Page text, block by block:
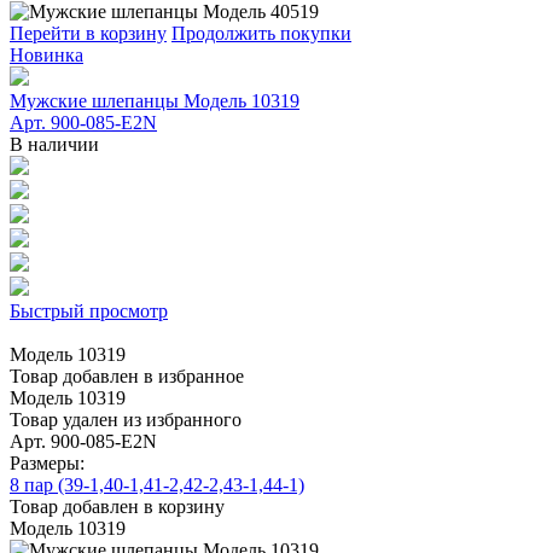
Перейти в корзину Продолжить покупки
Новинка
Мужские шлепанцы Модель 10319
Арт. 900-085-E2N
В наличии
Быстрый просмотр
Модель 10319
Товар добавлен в избранное
Модель 10319
Товар удален из избранного
Арт. 900-085-E2N
Размеры:
8 пар (39-1,40-1,41-2,42-2,43-1,44-1)
Товар добавлен в корзину
Модель 10319